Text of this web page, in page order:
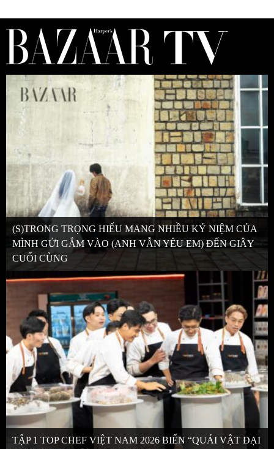
(S)TRONG TRỌNG HIẾU MANG NHIỀU KỶ NIỆM CỦA
MÌNH GỬI GẮM VÀO (ANH VẪN YÊU EM) ĐẾN GIÂY
CUỐI CÙNG
TẬP 1 TOP CHEF VIỆT NAM 2026 BIẾN “QUÁI VẬT ĐẠI